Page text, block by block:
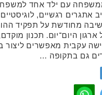
עם ילד אחד
אתגרים רגשיים, לוגיסטיים
מחודשת על תפקיד
היום־יום. תכנון
עקבית מאפשרים ליצור
גם בתקופה …